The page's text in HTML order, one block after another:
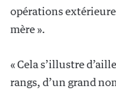
opérations
mère ».
« Cela s’illustre
rangs, d’un grand